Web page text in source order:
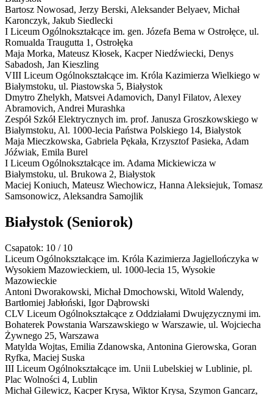
Bartosz Nowosad, Jerzy Berski, Aleksander Belyaev, Michał
Karonczyk, Jakub Siedlecki
I Liceum Ogólnokształcące im. gen. Józefa Bema w Ostrołęce, ul.
Romualda Traugutta 1, Ostrołęka
Maja Morka, Mateusz Kłosek, Kacper Niedźwiecki, Denys
Sabadosh, Jan Kieszling
VIII Liceum Ogólnokształcące im. Króla Kazimierza Wielkiego w
Białymstoku, ul. Piastowska 5, Białystok
Dmytro Zhelykh, Matsvei Adamovich, Danyl Filatov, Alexey
Abramovich, Andrei Murashka
Zespół Szkół Elektrycznych im. prof. Janusza Groszkowskiego w
Białymstoku, Al. 1000-lecia Państwa Polskiego 14, Białystok
Maja Mieczkowska, Gabriela Pękała, Krzysztof Pasieka, Adam
Jóźwiak, Emila Burel
I Liceum Ogólnokształcące im. Adama Mickiewicza w
Białymstoku, ul. Brukowa 2, Białystok
Maciej Koniuch, Mateusz Wiechowicz, Hanna Aleksiejuk, Tomasz
Samsonowicz, Aleksandra Samojlik
Białystok (Seniorok)
Csapatok: 10 / 10
Liceum Ogólnokształcące im. Króla Kazimierza Jagiellończyka w
Wysokiem Mazowieckiem, ul. 1000-lecia 15, Wysokie
Mazowieckie
Antoni Dworakowski, Michał Dmochowski, Witold Walendy,
Bartłomiej Jabłoński, Igor Dąbrowski
CLV Liceum Ogólnokształcące z Oddziałami Dwujęzycznymi im.
Bohaterek Powstania Warszawskiego w Warszawie, ul. Wojciecha
Żywnego 25, Warszawa
Matylda Wojtas, Emilia Zdanowska, Antonina Gierowska, Goran
Ryfka, Maciej Suska
III Liceum Ogólnokształcące im. Unii Lubelskiej w Lublinie, pl.
Plac Wolności 4, Lublin
Michał Gilewicz, Kacper Krysa, Wiktor Krysa, Szymon Gancarz,